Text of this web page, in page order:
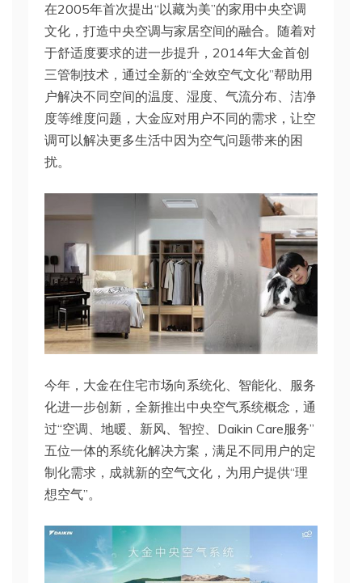
在2005年首次提出“以藏为美”的家用中央空调
文化，打造中央空调与家居空间的融合。随着对
于舒适度要求的进一步提升，2014年大金首创
三管制技术，通过全新的“全效空气文化”帮助用
户解决不同空间的温度、湿度、气流分布、洁净
度等维度问题，大金应对用户不同的需求，让空
调可以解决更多生活中因为空气问题带来的困
扰。
今年，大金在住宅市场向系统化、智能化、服务
化进一步创新，全新推出中央空气系统概念，通
过“空调、地暖、新风、智控、Daikin Care服务”
五位一体的系统化解决方案，满足不同用户的定
制化需求，成就新的空气文化，为用户提供“理
想空气”。